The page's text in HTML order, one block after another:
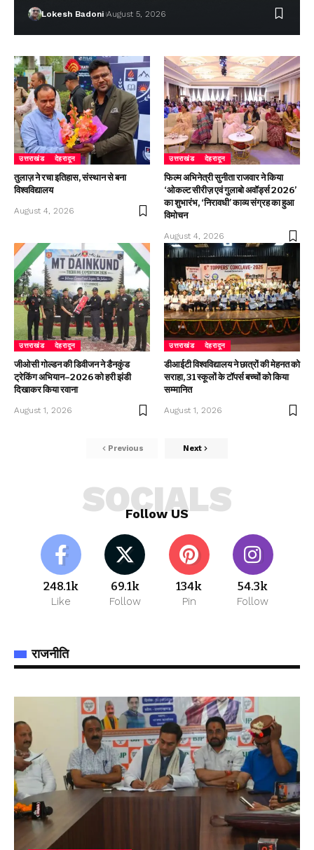
Lokesh Badoni August 5, 2026
उत्तराखंड देहरादून
तुलाज़ ने रचा इतिहास, संस्थान से बना
विश्वविद्यालय
August 4, 2026
उत्तराखंड देहरादून
फिल्म अभिनेत्री सुनीता राजवार ने किया
‘ओकल्ट सीरीज़ एवं गुलाबो अवॉर्ड्स 2026’
का शुभारंभ, ‘निरावधी’ काव्य संग्रह का हुआ
विमोचन
August 4, 2026
उत्तराखंड देहरादून
जीओसी गोल्डन की डिवीजन ने डैनकुंड
ट्रेकिंग अभियान–2026 को हरी झंडी
दिखाकर किया रवाना
August 1, 2026
उत्तराखंड देहरादून
डीआईटी विश्वविद्यालय ने छात्रों की मेहनत को
सराहा, 31 स्कूलों के टॉपर्स बच्चों को किया
सम्मानित
August 1, 2026
Previous Next
Follow US
SOCIALS
248.1k
Like
69.1k
Follow
134k
Pin
54.3k
Follow
राजनीति